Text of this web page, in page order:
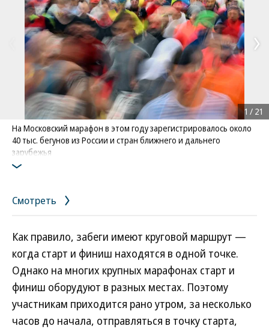
На Московский марафон в этом году зарегистрировалось около
40 тыс. бегунов из России и стран ближнего и дальнего
зарубежья
Фото: Коммерсантъ / Анатолий Жданов
1 / 21
Смотреть
Как правило, забеги имеют круговой маршрут —
когда старт и финиш находятся в одной точке.
Однако на многих крупных марафонах старт и
финиш оборудуют в разных местах. Поэтому
участникам приходится рано утром, за несколько
часов до начала, отправляться в точку старта,